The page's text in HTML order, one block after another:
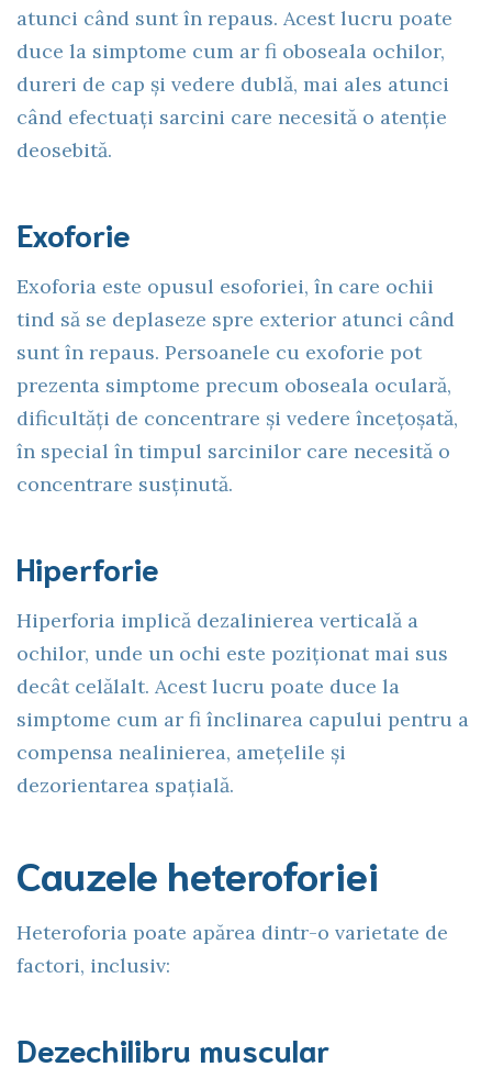
atunci când sunt în repaus. Acest lucru poate
duce la simptome cum ar fi oboseala ochilor,
dureri de cap și vedere dublă, mai ales atunci
când efectuați sarcini care necesită o atenție
deosebită.
Exoforie
Exoforia este opusul esoforiei, în care ochii
tind să se deplaseze spre exterior atunci când
sunt în repaus. Persoanele cu exoforie pot
prezenta simptome precum oboseala oculară,
dificultăți de concentrare și vedere încețoșată,
în special în timpul sarcinilor care necesită o
concentrare susținută.
Hiperforie
Hiperforia implică dezalinierea verticală a
ochilor, unde un ochi este poziționat mai sus
decât celălalt. Acest lucru poate duce la
simptome cum ar fi înclinarea capului pentru a
compensa nealinierea, amețelile și
dezorientarea spațială.
Cauzele heteroforiei
Heteroforia poate apărea dintr-o varietate de
factori, inclusiv:
Dezechilibru muscular